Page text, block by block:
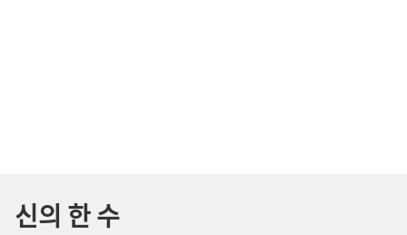
신의 한 수